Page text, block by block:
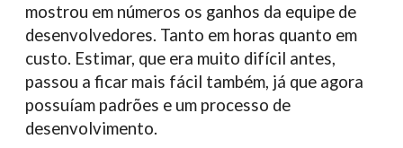
mostrou em números os ganhos da equipe de
desenvolvedores. Tanto em horas quanto em
custo. Estimar, que era muito difícil antes,
passou a ficar mais fácil também, já que agora
possuíam padrões e um processo de
desenvolvimento.